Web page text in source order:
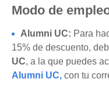
Modo de
Alumni UC: Para
15% de descuento,
UC, a la que puedes
Alumni UC, con tu